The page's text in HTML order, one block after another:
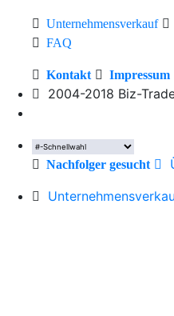
Unternehmensverkauf
FAQ
Kontakt Impressum
2004-2018 Biz-
Nachfolger gesucht